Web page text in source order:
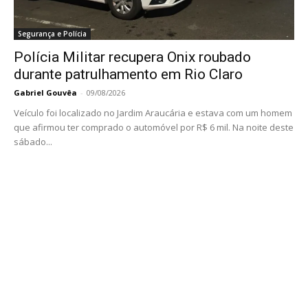
Segurança e Polícia
Polícia Militar recupera Onix roubado
durante patrulhamento em Rio Claro
Gabriel Gouvêa - 09/08/2026
Veículo foi localizado no Jardim Araucária e estava com um homem
que afirmou ter comprado o automóvel por R$ 6 mil. Na noite deste
sábado...